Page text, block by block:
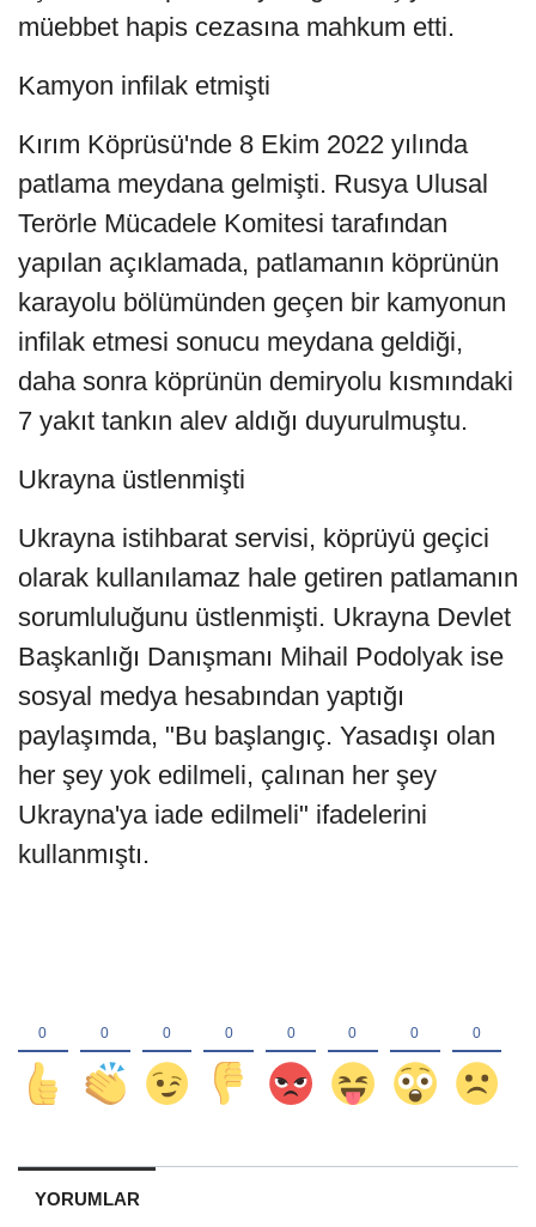
müebbet hapis cezasına mahkum etti.
Kamyon infilak etmişti
Kırım Köprüsü'nde 8 Ekim 2022 yılında
patlama meydana gelmişti. Rusya Ulusal
Terörle Mücadele Komitesi tarafından
yapılan açıklamada, patlamanın köprünün
karayolu bölümünden geçen bir kamyonun
infilak etmesi sonucu meydana geldiği,
daha sonra köprünün demiryolu kısmındaki
7 yakıt tankın alev aldığı duyurulmuştu.
Ukrayna üstlenmişti
Ukrayna istihbarat servisi, köprüyü geçici
olarak kullanılamaz hale getiren patlamanın
sorumluluğunu üstlenmişti. Ukrayna Devlet
Başkanlığı Danışmanı Mihail Podolyak ise
sosyal medya hesabından yaptığı
paylaşımda, "Bu başlangıç. Yasadışı olan
her şey yok edilmeli, çalınan her şey
Ukrayna'ya iade edilmeli" ifadelerini
kullanmıştı.
YORUMLAR